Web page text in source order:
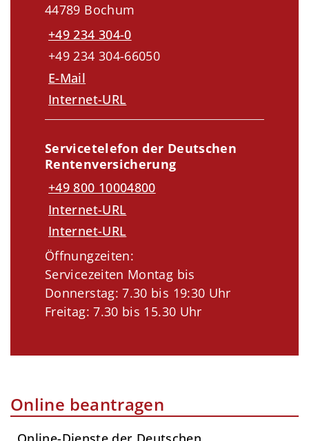
44789 Bochum
+49 234 304-0
+49 234 304-66050
E-Mail
Internet-URL
Servicetelefon der Deutschen
Rentenversicherung
+49 800 10004800
Internet-URL
Internet-URL
Öffnungzeiten:
Servicezeiten Montag bis
Donnerstag: 7.30 bis 19:30 Uhr
Freitag: 7.30 bis 15.30 Uhr
Online beantragen